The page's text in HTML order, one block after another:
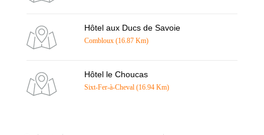
Hôtel aux Ducs de Savoie
Combloux (16.87 Km)
Hôtel le Choucas
Sixt-Fer-à-Cheval (16.94 Km)